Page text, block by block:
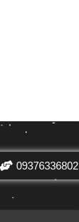
09376336802